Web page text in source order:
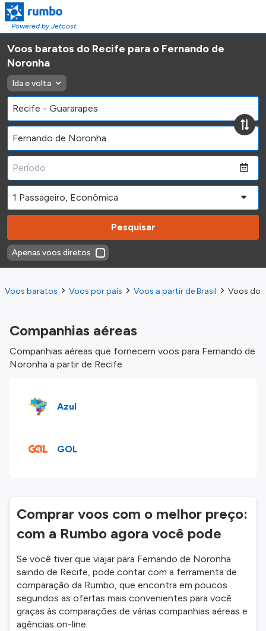
Powered by Jetcost
Voos baratos do Recife para o Fernando de
Noronha
Ida e volta
Pesquisar
Apenas voos diretos
Voos baratos Voos por país Voos a partir de Brasil Voos do
Companhias aéreas
Companhias aéreas que fornecem voos para Fernando de
Noronha a partir de Recife
Azul
GOL
Comprar voos com o melhor preço:
com a Rumbo agora você pode
Se você tiver que viajar para Fernando de Noronha
saindo de Recife, pode contar com a ferramenta de
comparação da Rumbo, que encontra em poucos
segundos as ofertas mais convenientes para você
graças às comparações de várias companhias aéreas e
agências on-line.